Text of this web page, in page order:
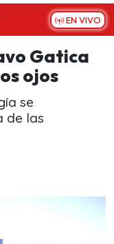
EN VIVO
Gatica
ojos
se
de las